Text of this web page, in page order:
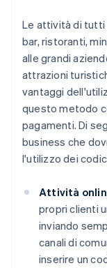
Le attività di tutti
bar, ristoranti,
alle grandi
attrazioni
vantaggi
questo metodo
pagamenti. Di
business che
l'utilizzo dei
Attività
propri clienti
inviando
canali di
inserire un